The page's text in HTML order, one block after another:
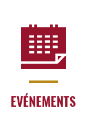
EVÉNEMENTS